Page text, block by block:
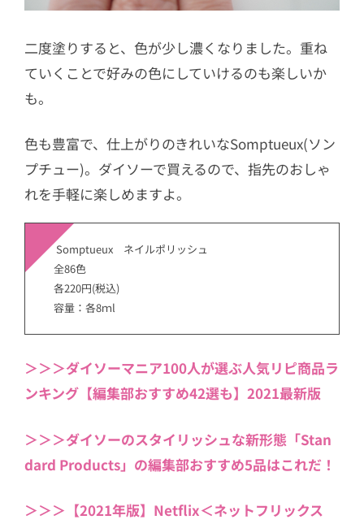
二度塗りすると、色が少し濃くなりました。重ね
ていくことで好みの色にしていけるのも楽しいか
も。
色も豊富で、仕上がりのきれいなSomptueux(ソン
プチュー)。ダイソーで買えるので、指先のおしゃ
れを手軽に楽しめますよ。
Somptueux ネイルポリッシュ
全86色
各220円(税込)
容量：各8ｍl
＞＞＞ダイソーマニア100人が選ぶ人気リピ商品ラ
ンキング【編集部おすすめ42選も】2021最新版
＞＞＞ダイソーのスタイリッシュな新形態「Stan
dard Products」の編集部おすすめ5品はこれだ！
＞＞＞【2021年版】Netflix＜ネットフリックス